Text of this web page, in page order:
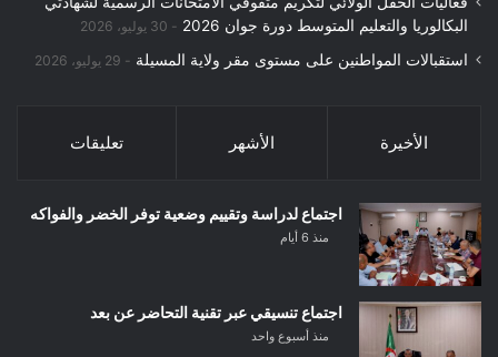
البكالوريا والتعليم المتوسط دورة جوان 2026
30 يوليو، 2026
استقبالات المواطنين على مستوى مقر ولاية المسيلة 29 يوليو، 2026
الأخيرة الأشهر تعليقات
اجتماع لدراسة وتقييم وضعية توفر الخضر والفواكه
منذ 6 أيام
اجتماع تنسيقي عبر تقنية التحاضر عن بعد
منذ أسبوع واحد